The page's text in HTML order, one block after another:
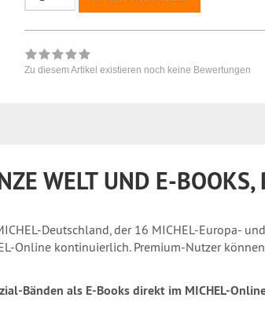
Zu diesem Artikel existieren noch keine Bewertungen
WELT UND E-
Deutschland, der 16 MICHEL-Europa-
Online kontinuierlich. Premium-Nutzer
Bänden als E-Books direkt im MICHEL-